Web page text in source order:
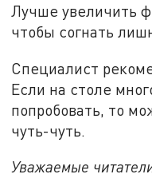
Лучше увеличить
чтобы согнать
Специалист
Если на столе
попробовать, то
чуть-чуть.
Уважаемые